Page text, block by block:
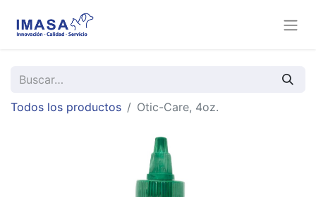
Todos los productos Otic-Care, 4oz.